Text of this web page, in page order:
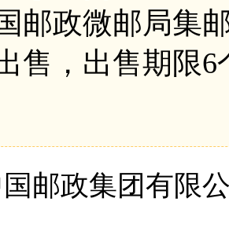
邮政微邮局集
售，出售期限6
邮政集团有限